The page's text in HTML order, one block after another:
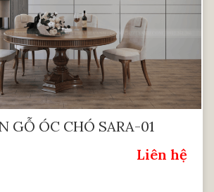
GỖ ÓC CHÓ SARA-01
Liên hệ